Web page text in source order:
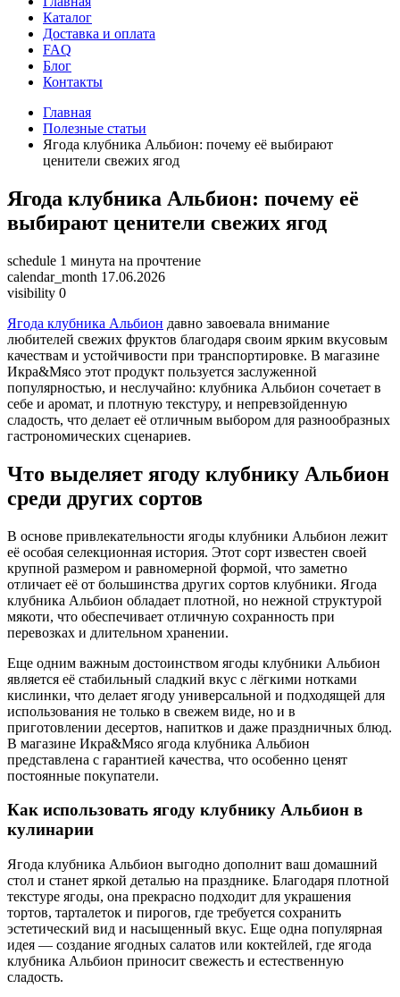
Каталог
Доставка и оплата
FAQ
Блог
Контакты
Главная
Полезные статьи
Ягода клубника Альбион: почему её выбирают
ценители свежих ягод
Ягода клубника Альбион: почему её
выбирают ценители свежих ягод
schedule 1 минута на прочтение
calendar_month 17.06.2026
visibility 0
Ягода клубника Альбион давно завоевала внимание
любителей свежих фруктов благодаря своим ярким вкусовым
качествам и устойчивости при транспортировке. В магазине
Икра&Мясо этот продукт пользуется заслуженной
популярностью, и неслучайно: клубника Альбион сочетает в
себе и аромат, и плотную текстуру, и непревзойденную
сладость, что делает её отличным выбором для разнообразных
гастрономических сценариев.
Что выделяет ягоду клубнику Альбион
среди других сортов
В основе привлекательности ягоды клубники Альбион лежит
её особая селекционная история. Этот сорт известен своей
крупной размером и равномерной формой, что заметно
отличает её от большинства других сортов клубники. Ягода
клубника Альбион обладает плотной, но нежной структурой
мякоти, что обеспечивает отличную сохранность при
перевозках и длительном хранении.
Еще одним важным достоинством ягоды клубники Альбион
является её стабильный сладкий вкус с лёгкими нотками
кислинки, что делает ягоду универсальной и подходящей для
использования не только в свежем виде, но и в
приготовлении десертов, напитков и даже праздничных блюд.
В магазине Икра&Мясо ягода клубника Альбион
представлена с гарантией качества, что особенно ценят
постоянные покупатели.
Как использовать ягоду клубнику Альбион в
кулинарии
Ягода клубника Альбион выгодно дополнит ваш домашний
стол и станет яркой деталью на празднике. Благодаря плотной
текстуре ягоды, она прекрасно подходит для украшения
тортов, тарталеток и пирогов, где требуется сохранить
эстетический вид и насыщенный вкус. Еще одна популярная
идея — создание ягодных салатов или коктейлей, где ягода
клубника Альбион приносит свежесть и естественную
сладость.